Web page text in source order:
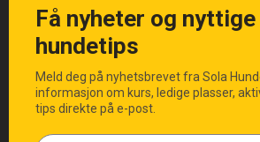
Åpningstider
Priser (inkl. mva)